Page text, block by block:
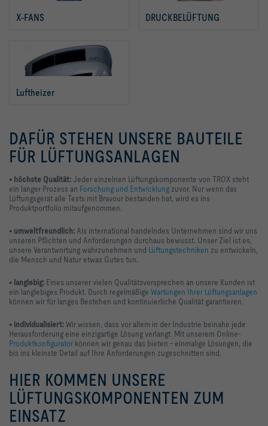
X-FANS DRUCKBELÜFTUNG
Luftheizer
DAFÜR STEHEN UNSERE BAUTEILE
FÜR LÜFTUNGSANLAGEN
• höchste Qualität: Jeder einzelnen Lüftungskomponente von TROX steht
ein langer Prozess an Forschung und Entwicklung zuvor. Nur wenn das
Lüftungsgerät alle Tests mit Bravour bestanden hat, wird es ins
Produktportfolio mitaufgenommen.
• umweltfreundlich: Als international handelndes Unternehmen sind wir uns
unseren Pflichten und Anforderungen durchaus bewusst. Unser Ziel ist es,
unsere Verantwortung wahrzunehmen und Lüftungstechniken zu entwickeln,
die Mensch und Natur etwas Gutes tun.
• langlebig: Eines unserer vielen Qualitätsversprechen an unsere Kunden ist
ein langlebiges Produkt. Durch regelmäßige Wartungen Ihrer Lüftungsanlagen
können wir für langes Bestehen und kontinuierliche Qualität garantieren.
• individualisiert:Wir wissen, dass vor allem in der Industrie beinahe jede
Herausforderung eine einzigartige Lösung verlangt. Mit unserem Online-
Produktkonfigurator können wir genau das bieten – einmalige Lösungen, die
bis ins kleinste Detail auf Ihre Anforderungen zugeschnitten sind.
HIER KOMMEN UNSERE
LÜFTUNGSKOMPONENTEN ZUM
EINSATZ